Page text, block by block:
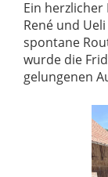
Ein
René und
spontane
wurde die
gelungenen